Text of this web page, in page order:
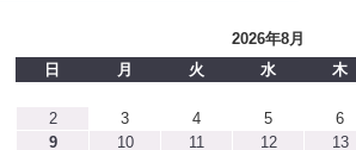
2026年8月
日
月 火 水 木
2
3 4 5 6
9
10 11 12 13